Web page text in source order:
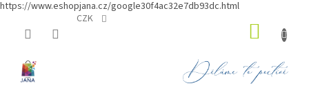
https://www.eshopjana.cz/google30f4ac32e7db93dc.html
CZK